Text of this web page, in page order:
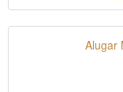
Alugar